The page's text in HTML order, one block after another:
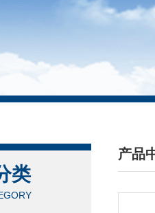
类
产品
/